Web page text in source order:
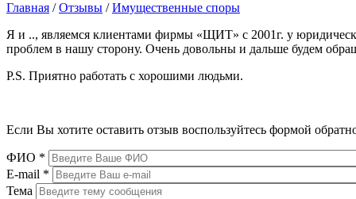
Главная / Отзывы / Имущественные споры
Я и .., являемся клиентами фирмы «ЩИТ» с 2001г. у
проблем в нашу сторону. Очень довольны и дальше будем
P.S. Приятно работать с хорошими людьми.
Если Вы хотите оставить отзыв воспользуйтесь формой
ФИО *
E-mail *
Тема